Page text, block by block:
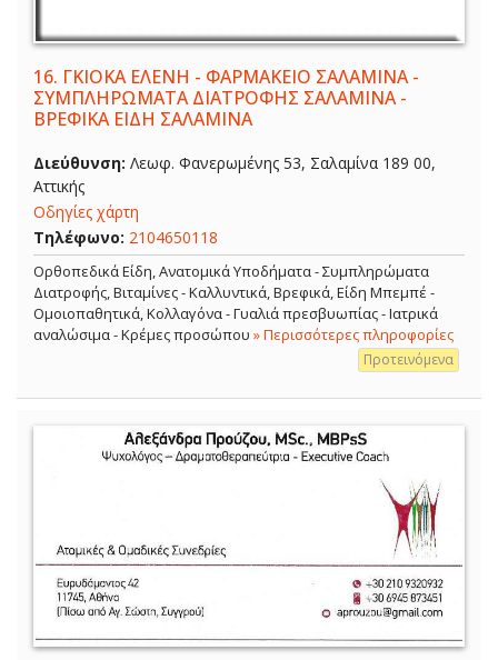
16. ΓΚΙΟΚΑ ΕΛΕΝΗ - ΦΑΡΜΑΚΕΙΟ ΣΑΛΑΜΙΝΑ -
ΣΥΜΠΛΗΡΩΜΑΤΑ ΔΙΑΤΡΟΦΗΣ ΣΑΛΑΜΙΝΑ -
ΒΡΕΦΙΚΑ ΕΙΔΗ ΣΑΛΑΜΙΝΑ
Διεύθυνση: Λεωφ. Φανερωμένης 53, Σαλαμίνα 189 00,
Αττικής
Οδηγίες χάρτη
Τηλέφωνο: 2104650118
Ορθοπεδικά Είδη, Ανατομικά Υποδήματα - Συμπληρώματα
Διατροφής, Βιταμίνες - Καλλυντικά, Βρεφικά, Είδη Μπεμπέ -
Ομοιοπαθητικά, Κολλαγόνα - Γυαλιά πρεσβυωπίας - Ιατρικά
αναλώσιμα - Κρέμες προσώπου » Περισσότερες πληροφορίες
Προτεινόμενα